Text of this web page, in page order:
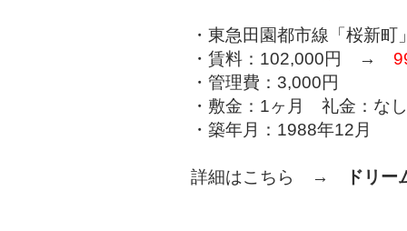
・東急田園都市線「桜新
・賃料：102,000円 →
・管理費：3,000円
・敷金：1ヶ月 礼金：なし
・築年月：1988年12月
詳細はこちら → ドリ